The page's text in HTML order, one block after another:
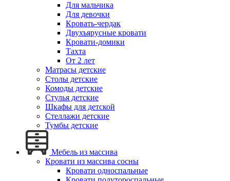
Для мальчика
Для девочки
Кровать-чердак
Двухъярусные кровати
Кровати-домики
Тахта
От 2 лет
Матрасы детские
Столы детские
Комоды детские
Стулья детские
Шкафы для детской
Стеллажи детские
Тумбы детские
Мебель из массива
Кровати из массива сосны
Кровати односпальные